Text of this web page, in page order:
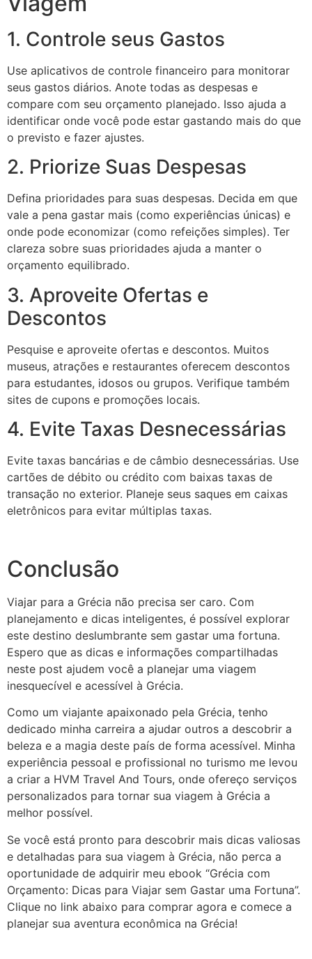
1. Controle seus Gastos
Use aplicativos de controle financeiro para monitorar
seus gastos diários. Anote todas as despesas e
compare com seu orçamento planejado. Isso ajuda a
identificar onde você pode estar gastando mais do que
o previsto e fazer ajustes.
2. Priorize Suas Despesas
Defina prioridades para suas despesas. Decida em que
vale a pena gastar mais (como experiências únicas) e
onde pode economizar (como refeições simples). Ter
clareza sobre suas prioridades ajuda a manter o
orçamento equilibrado.
3. Aproveite Ofertas e
Descontos
Pesquise e aproveite ofertas e descontos. Muitos
museus, atrações e restaurantes oferecem descontos
para estudantes, idosos ou grupos. Verifique também
sites de cupons e promoções locais.
4. Evite Taxas Desnecessárias
Evite taxas bancárias e de câmbio desnecessárias. Use
cartões de débito ou crédito com baixas taxas de
transação no exterior. Planeje seus saques em caixas
eletrônicos para evitar múltiplas taxas.
Conclusão
Viajar para a Grécia não precisa ser caro. Com
planejamento e dicas inteligentes, é possível explorar
este destino deslumbrante sem gastar uma fortuna.
Espero que as dicas e informações compartilhadas
neste post ajudem você a planejar uma viagem
inesquecível e acessível à Grécia.
Como um viajante apaixonado pela Grécia, tenho
dedicado minha carreira a ajudar outros a descobrir a
beleza e a magia deste país de forma acessível. Minha
experiência pessoal e profissional no turismo me levou
a criar a HVM Travel And Tours, onde ofereço serviços
personalizados para tornar sua viagem à Grécia a
melhor possível.
Se você está pronto para descobrir mais dicas valiosas
e detalhadas para sua viagem à Grécia, não perca a
oportunidade de adquirir meu ebook “Grécia com
Orçamento: Dicas para Viajar sem Gastar uma Fortuna”.
Clique no link abaixo para comprar agora e comece a
planejar sua aventura econômica na Grécia!